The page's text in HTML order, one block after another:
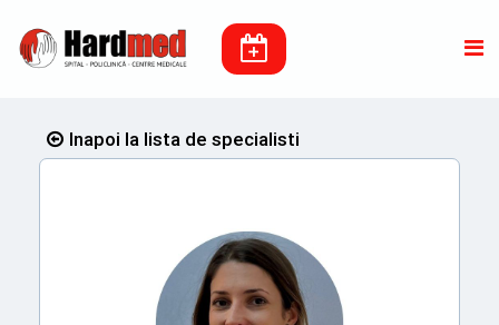
Inapoi la lista de specialisti